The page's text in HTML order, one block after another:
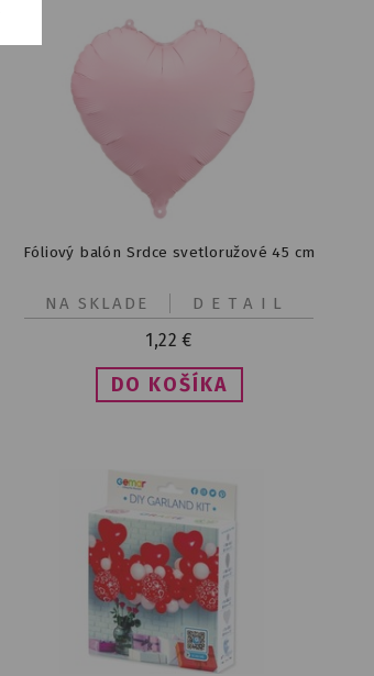
Fóliový balón Srdce svetloružové 45 cm
1,22 €
DETAIL
NA SKLADE